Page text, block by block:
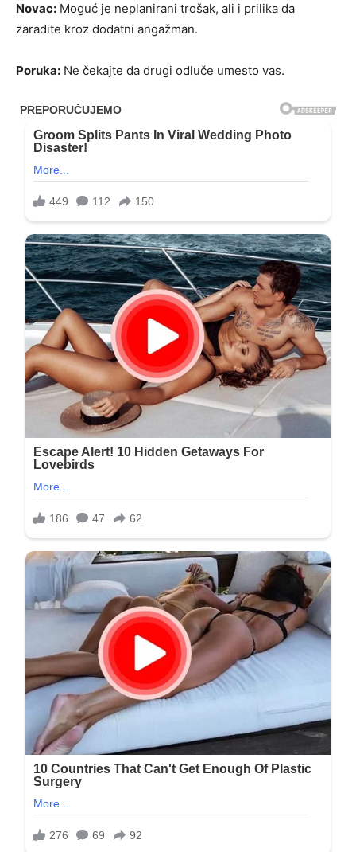
Novac: Moguć je neplanirani trošak, ali i prilika da
zaradite kroz dodatni angažman.
Poruka: Ne čekajte da drugi odluče umesto vas.